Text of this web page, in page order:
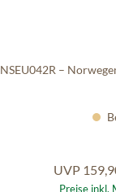
NSEU042R –
UVP
Preise inkl.